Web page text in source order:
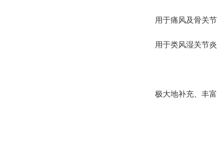
用于痛风及骨关
用于类风湿关节
极大地补充、丰